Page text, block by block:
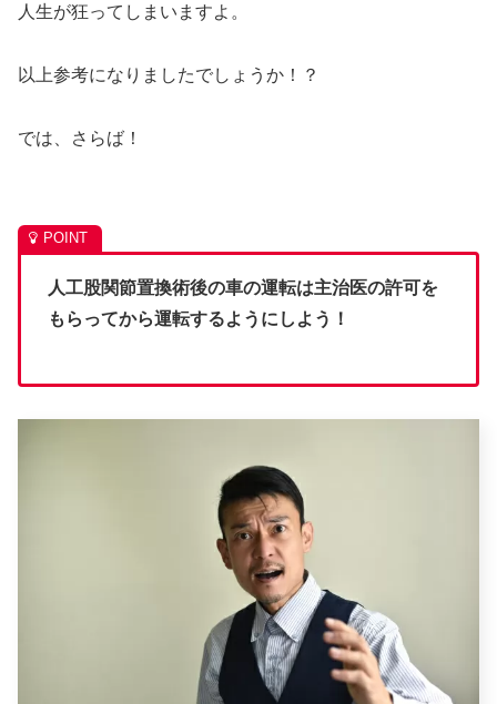
人生が狂ってしまいますよ。
以上参考になりましたでしょうか！？
では、さらば！
人工股関節置換術後の車の運転は主治医の許可を
もらってから運転するようにしよう！